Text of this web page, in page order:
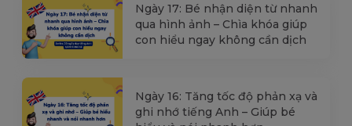
Ngày 17: Bé nhận diện từ nhanh
qua hình ảnh – Chìa khóa giúp
con hiểu ngay không cần dịch
Ngày 16: Tăng tốc độ phản xạ và
ghi nhớ tiếng Anh – Giúp bé